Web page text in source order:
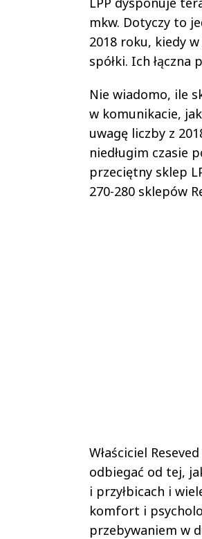
mkw. Dotyczy to
2018 roku, kiedy
spółki. Ich łączna
Nie wiadomo, ile
w komunikacie,
uwagę liczby z
niedługim czasie
przeciętny sklep
270-280 sklepów
Właściciel
odbiegać od tej,
i przyłbicach i
komfort i
przebywaniem w